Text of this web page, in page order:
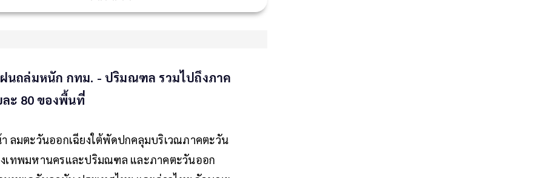
นถล่มหนัก กทม. - ปริมณฑล รวมไปถึงภาค
ะ 80 ของพื้นที่
ลมตะวันออกเฉียงใต้พัดปกคลุมบริเวณภาคตะวัน
งเทพมหานครและปริมณฑล และภาคตะวันออก